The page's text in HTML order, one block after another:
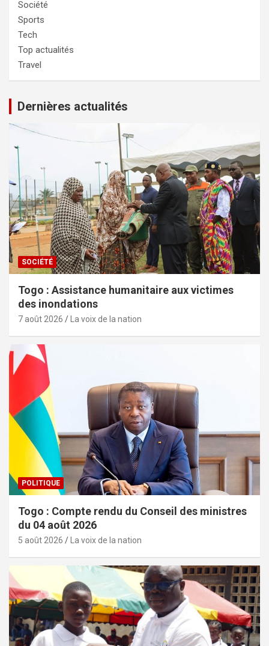
Société
Sports
Tech
Top actualités
Travel
Dernières actualités
SOCIÉTÉ
Togo : Assistance humanitaire aux victimes
des inondations
7 août 2026 La voix de la nation
POLITIQUE
Togo : Compte rendu du Conseil des ministres
du 04 août 2026
5 août 2026 La voix de la nation